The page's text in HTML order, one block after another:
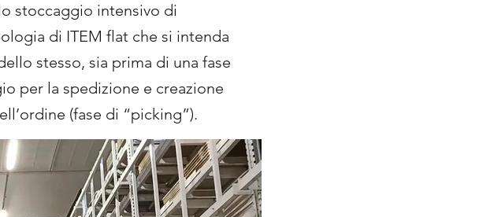
stoccaggio intensivo di
di ITEM flat che si intenda
stesso, sia prima di una fase
per la spedizione e creazione
(fase di “picking”).